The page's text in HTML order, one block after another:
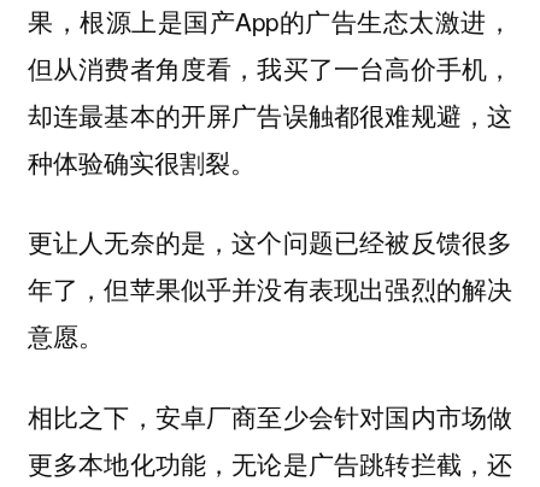
果，根源上是国产App的广告生态太激进，
但从消费者角度看，我买了一台高价手机，
却连最基本的开屏广告误触都很难规避，这
种体验确实很割裂。
更让人无奈的是，这个问题已经被反馈很多
年了，但苹果似乎并没有表现出强烈的解决
意愿。
相比之下，安卓厂商至少会针对国内市场做
更多本地化功能，无论是广告跳转拦截，还